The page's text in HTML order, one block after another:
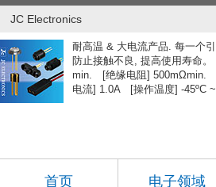
JC Electronics
耐高温 & 大电流产品. 每一个
防止接触不良, 提高使用寿命
min. [绝缘电阻] 500mΩmin.
电流] 1.0A [操作温度] -45ºC ~
首页 电子领域